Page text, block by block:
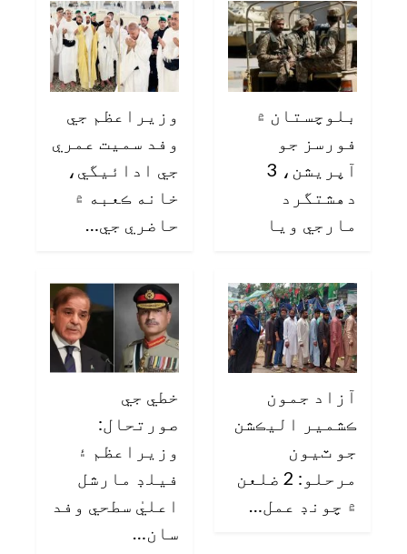
بلوچستان ۾
فورسز جو
آپريشن، 3
دهشتگرد
مارجي ويا
وزيراعظم جي
وفد سميت عمري
جي ادائيگي،
خانه ڪعبه ۾
حاضري جي…
آزاد جمون
ڪشمير اليڪشن
جو ٽيون
مرحلو: 2 ضلعن
۾ چونڊ عمل…
خطي جي
صورتحال:
وزيراعظم ۽
فيلڊ مارشل
اعليٰ سطحي وفد
سان…